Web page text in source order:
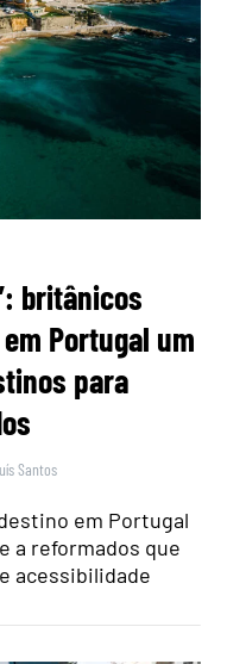
britânicos
Portugal um
para
Santos
em Portugal
a reformados que
acessibilidade